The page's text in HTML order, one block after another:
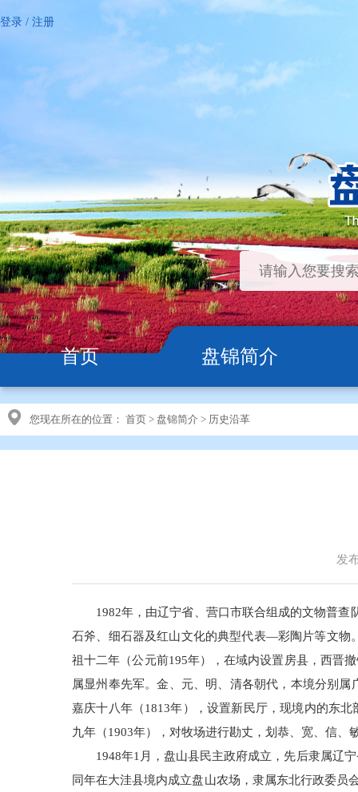
登录 / 注册
首页 盘锦简介
您现在所在的位置： 首页 > 盘锦简介 > 历史沿革
发
1982年，由辽宁省、营口市联合组成的文物普
石斧、细石器及红山文化的典型代表—彩陶片等文物
祖十二年（公元前195年），在域内设置房县，西晋
属显州奉先军。金、元、明、清各朝代，本境分别
嘉庆十八年（1813年），设置新民厅，现境内的东
九年（1903年），对牧场进行勘丈，划恭、宽、
1948年1月，盘山县民主政府成立，先后隶属辽
同年在大洼县境内成立盘山农场，隶属东北行政委员